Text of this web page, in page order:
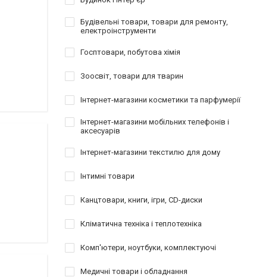
Будівельні товари, товари для ремонту,
електроінструменти
Госптовари, побутова хімія
Зоосвіт, товари для тварин
Інтернет-магазини косметики та парфумерії
Інтернет-магазини мобільних телефонів і
аксесуарів
Інтернет-магазини текстилю для дому
Інтимні товари
Канцтовари, книги, ігри, CD-диски
Кліматична техніка і теплотехніка
Комп'ютери, ноутбуки, комплектуючі
Медичні товари і обладнання